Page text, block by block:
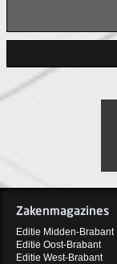
Zakenmagazines
Editie Midden-Brabant
Editie Oost-Brabant
Editie West-Brabant